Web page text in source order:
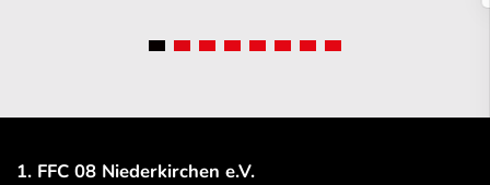
1. FFC 08 Niederkirchen e.V.